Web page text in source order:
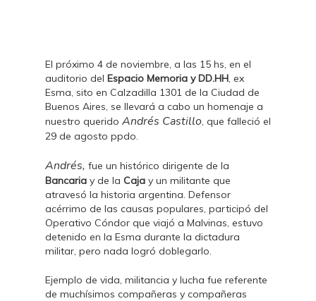
El próximo 4 de noviembre, a las 15 hs, en el
auditorio del Espacio Memoria y DD.HH, ex
Esma, sito en Calzadilla 1301 de la Ciudad de
Buenos Aires, se llevará a cabo un homenaje a
nuestro querido Andrés Castillo, que falleció el
29 de agosto ppdo.
Andrés, fue un histórico dirigente de la
Bancaria y de la Caja y un militante que
atravesó la historia argentina. Defensor
acérrimo de las causas populares, participó del
Operativo Cóndor que viajó a Malvinas, estuvo
detenido en la Esma durante la dictadura
militar, pero nada logró doblegarlo.
Ejemplo de vida, militancia y lucha fue referente
de muchísimos compañeras y compañeras